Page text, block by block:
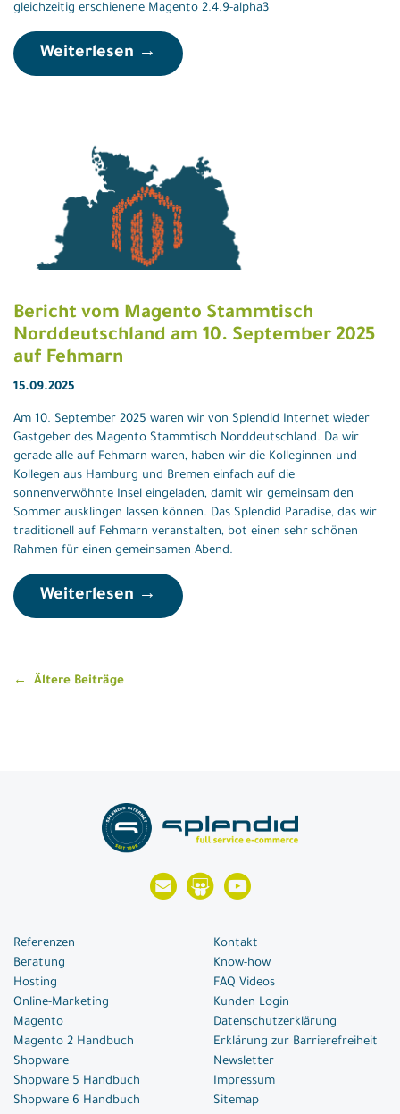
gleichzeitig erschienene Magento 2.4.9-alpha3
Weiterlesen →
Bericht vom Magento Stammtisch
Norddeutschland am 10. September 2025
auf Fehmarn
15.09.2025
Am 10. September 2025 waren wir von Splendid Internet wieder
Gastgeber des Magento Stammtisch Norddeutschland. Da wir
gerade alle auf Fehmarn waren, haben wir die Kolleginnen und
Kollegen aus Hamburg und Bremen einfach auf die
sonnenverwöhnte Insel eingeladen, damit wir gemeinsam den
Sommer ausklingen lassen können. Das Splendid Paradise, das wir
traditionell auf Fehmarn veranstalten, bot einen sehr schönen
Rahmen für einen gemeinsamen Abend.
Weiterlesen →
Beitragsnavigation
Ältere Beiträge
Referenzen
Beratung
Hosting
Online-Marketing
Magento
Magento 2 Handbuch
Shopware
Shopware 5 Handbuch
Shopware 6 Handbuch
Kontakt
Know-how
FAQ Videos
Kunden Login
Datenschutzerklärung
Erklärung zur Barrierefreiheit
Newsletter
Impressum
Sitemap